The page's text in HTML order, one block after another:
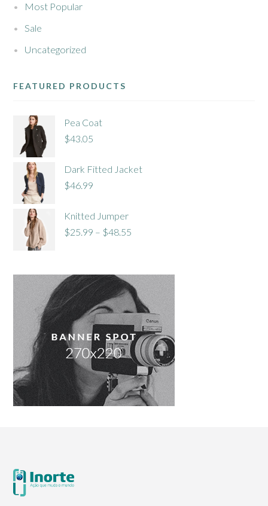
Most Popular
Sale
Uncategorized
FEATURED PRODUCTS
Pea Coat
$43.05
Dark Fitted Jacket
$46.99
Knitted Jumper
$25.99 – $48.55